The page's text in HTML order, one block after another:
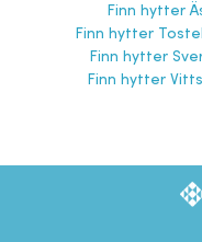
Finn hytter
Finn hytter
Finn hytter
Finn hytter